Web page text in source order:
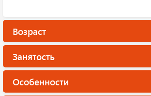
Возраст
Занятость
Особенности